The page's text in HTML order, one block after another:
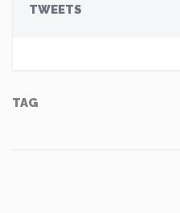
TWEETS
TAG